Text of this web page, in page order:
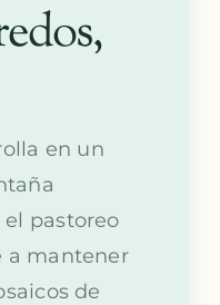
en un
pastoreo
a mantener
de